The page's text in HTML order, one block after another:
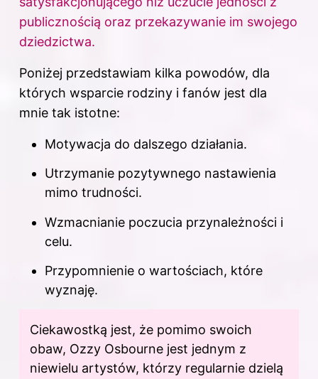
publicznością oraz przekazywanie im swojego
dziedzictwa.
Poniżej przedstawiam kilka powodów, dla
których wsparcie rodziny i fanów jest dla
mnie tak istotne:
Motywacja do dalszego działania.
Utrzymanie pozytywnego nastawienia
mimo trudności.
Wzmacnianie poczucia przynależności i
celu.
Przypomnienie o wartościach, które
wyznaję.
Ciekawostką jest, że pomimo swoich
obaw, Ozzy Osbourne jest jednym z
niewielu artystów, którzy regularnie dzielą